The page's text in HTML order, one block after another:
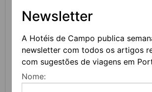
Newsletter
A Hotéis de Campo publica
newsletter com todos os artigos
com sugestões de viagens em
Nome:
FEIRA DO LIVRO DO PORTO
MAIS DE 200 ATIVIDADES
LITERATURA, MÚSICA E